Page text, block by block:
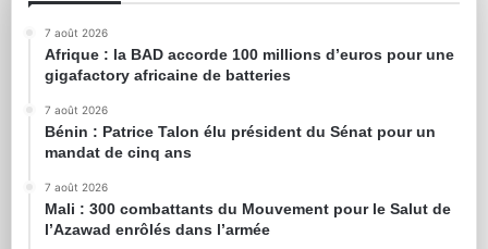
7 août 2026
Afrique : la BAD accorde 100 millions d’euros pour une
gigafactory africaine de batteries
7 août 2026
Bénin : Patrice Talon élu président du Sénat pour un
mandat de cinq ans
7 août 2026
Mali : 300 combattants du Mouvement pour le Salut de
l’Azawad enrôlés dans l’armée